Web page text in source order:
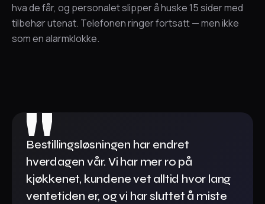
hva de får, og personalet slipper å huske 15 sider med
tilbehør utenat. Telefonen ringer fortsatt — men ikke
som en alarmklokke.
Bestillingsløsningen har endret
hverdagen vår. Vi har mer ro på
kjøkkenet, kundene vet alltid hvor lang
ventetiden er, og vi har sluttet å miste